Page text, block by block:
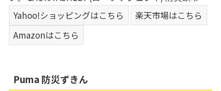
Yahoo!ショッピングはこちら
楽天市場はこちら
Amazonはこちら
Puma 防災ずきん